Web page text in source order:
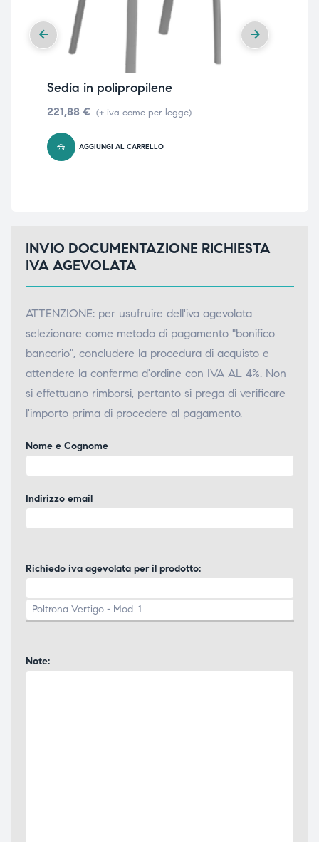
Sedia in polipropilene
221,88 € (+ iva come per legge)
AGGIUNGI AL CARRELLO
INVIO DOCUMENTAZIONE RICHIESTA
IVA AGEVOLATA
ATTENZIONE: per usufruire dell'iva agevolata
selezionare come metodo di pagamento "bonifico
bancario", concludere la procedura di acquisto e
attendere la conferma d'ordine con IVA AL 4%. Non
si effettuano rimborsi, pertanto si prega di verificare
l'importo prima di procedere al pagamento.
Nome e Cognome
Indirizzo email
Richiedo iva agevolata per il prodotto:
Note: